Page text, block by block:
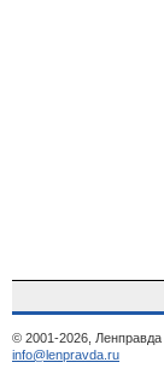
© 2001-2026, Ленправда
info@lenpravda.ru